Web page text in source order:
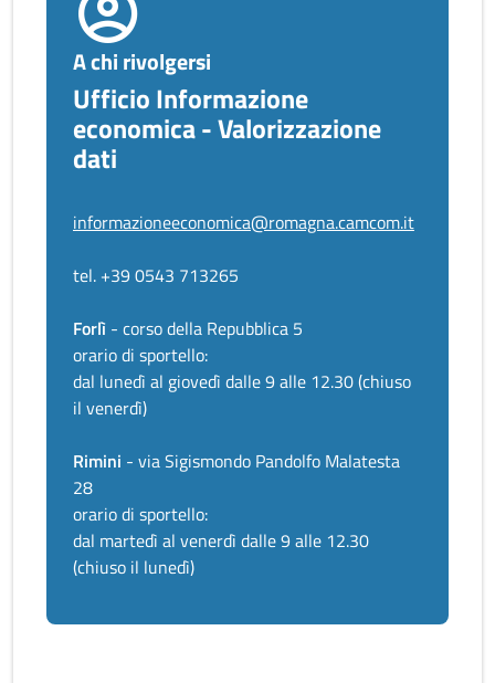
A chi rivolgersi
Ufficio Informazione
economica - Valorizzazione
dati
informazioneeconomica@romagna.camcom.it
tel. +39 0543 713265
Forlì - corso della Repubblica 5
orario di sportello:
dal lunedì al giovedì dalle 9 alle 12.30 (chiuso
il venerdì)
Rimini - via Sigismondo Pandolfo Malatesta
28
orario di sportello:
dal martedì al venerdì dalle 9 alle 12.30
(chiuso il lunedì)